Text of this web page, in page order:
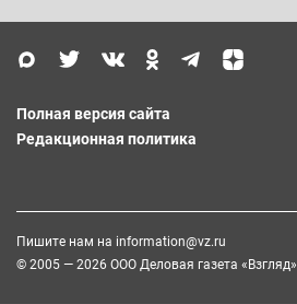
Полная версия сайта
Редакционная политика
Пишите нам на information@vz.ru
© 2005 — 2026 ООО Деловая газета «Взгляд»